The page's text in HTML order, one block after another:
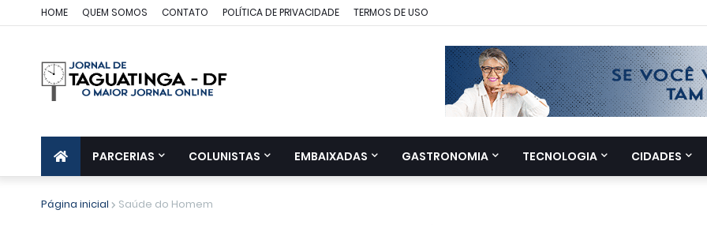
HOME QUEM SOMOS CONTATO POLÍTICA DE PRIVACIDADE TERMOS DE USO
PARCERIAS COLUNISTAS EMBAIXADAS GASTRONOMIA TECNOLOGIA CIDADES
Página inicial Saúde do Homem